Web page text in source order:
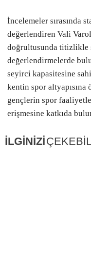
İncelemeler sırasında
değerlendiren Vali
doğrultusunda titizlikle
değerlendirmelerde
seyirci kapasitesine
kentin spor altyapısına
gençlerin spor
erişmesine katkıda
İLGİNİZİ